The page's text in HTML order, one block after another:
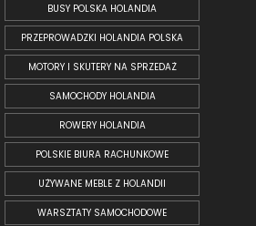
BUSY POLSKA HOLANDIA
PRZEPROWADZKI HOLANDIA POLSKA
MOTORY I SKUTERY NA SPRZEDAŻ
SAMOCHODY HOLANDIA
ROWERY HOLANDIA
POLSKIE BIURA RACHUNKOWE
UŻYWANE MEBLE Z HOLANDII
WARSZTATY SAMOCHODOWE